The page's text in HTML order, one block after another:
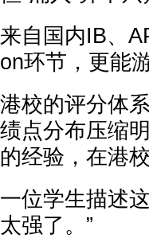
来自国内IB、
on环节，更能
港校的评分体
绩点分布压缩
的经验，在港
一位学生描述
太强了。”